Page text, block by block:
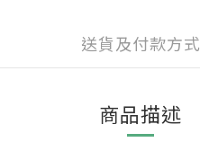
送貨及付款方式
商品描述